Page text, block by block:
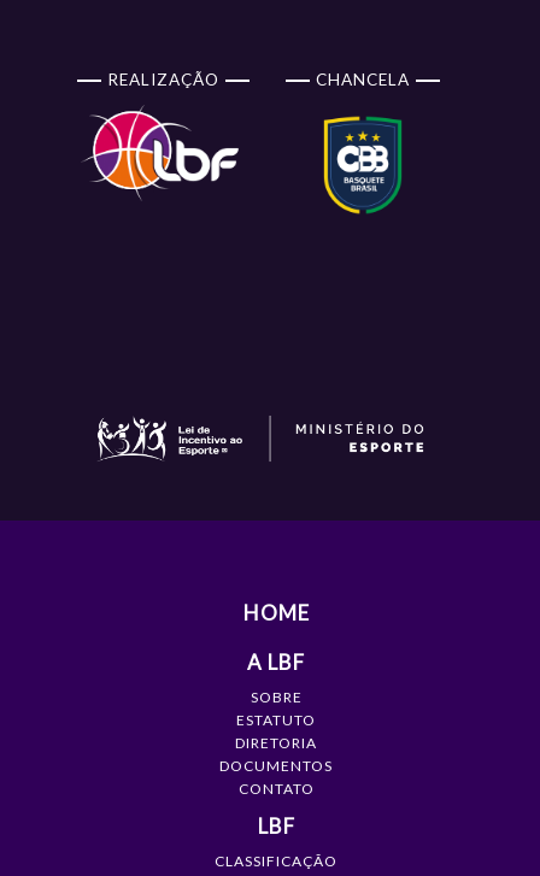
REALIZAÇÃO CHANCELA
HOME
A LBF
SOBRE
ESTATUTO
DIRETORIA
DOCUMENTOS
CONTATO
LBF
CLASSIFICAÇÃO